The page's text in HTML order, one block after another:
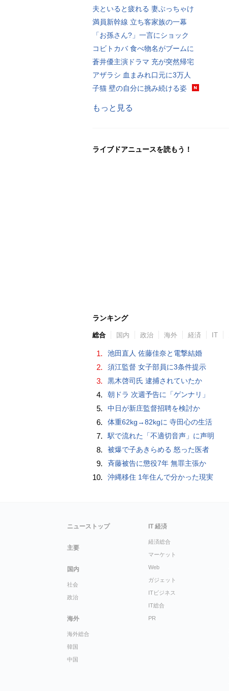
夫といると疲れる 妻ぶっちゃけ
満員新幹線 立ち客家族の一幕
「お孫さん?」一言にショック
コビトカバ 食べ物名がブームに
蒼井優主演ドラマ 充が突然帰宅
アザラシ 血まみれ口元に3万人
子猫 壁の自分に挑み続ける姿
もっと見る
ライブドアニュースを読もう！
ランキング
総合 国内 政治 海外 経済 IT
1. 池田直人 佐藤佳奈と電撃結婚
2. 須江監督 女子部員に3条件提示
3. 黒木啓司氏 逮捕されていたか
4. 朝ドラ 次週予告に「ゲンナリ」
5. 中日が新庄監督招聘を検討か
6. 体重62kg→82kgに 寺田心の生活
7. 駅で流れた「不適切音声」に声明
8. 被爆で子あきらめる 怒った医者
9. 斉藤被告に懲役7年 無罪主張か
10. 沖縄移住 1年住んで分かった現実
ニューストップ
主要
国内
社会
政治
海外
海外総合
韓国
中国
IT 経済
経済総合
マーケット
Web
ガジェット
ITビジネス
IT総合
PR